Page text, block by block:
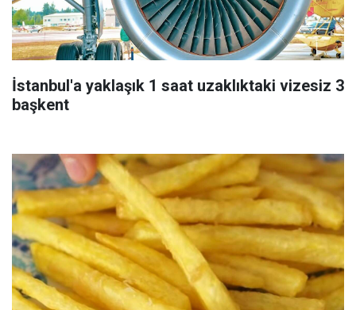
İstanbul'a yaklaşık 1 saat uzaklıktaki vizesiz 3
başkent